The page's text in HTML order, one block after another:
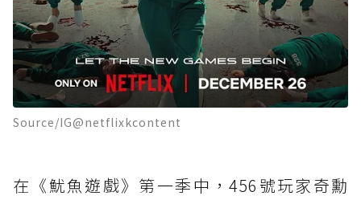
Source/IG@netflixkcontent
在《魷魚遊戲》第一季中，456號玩家奇勳